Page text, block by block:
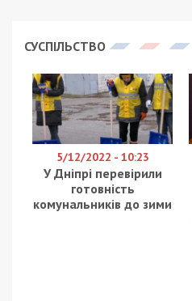
СУСПІЛЬСТВО
5/12/2022 - 10:23
У Дніпрі перевірили
готовність
комунальників до зими